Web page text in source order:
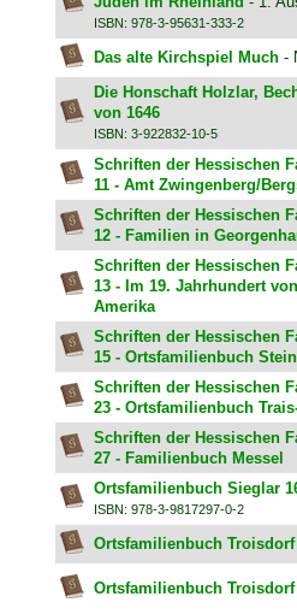
ISBN: 978-3-95631-333-2
Das alte Kirchspiel Much-
Die Honschaft Holzlar,
von 1646
ISBN: 3-922832-10-5
Schriften der Hessischen
11 - Amt Zwingenberg/
Schriften der Hessischen
12 - Familien in
Schriften der Hessischen
13 - Im 19. Jahrhundert
Amerika
Schriften der Hessischen
15 - Ortsfamilienbuch
Schriften der Hessischen
23 - Ortsfamilienbuch
Schriften der Hessischen
27 - Familienbuch Messel
Ortsfamilienbuch Sieglar
ISBN: 978-3-9817297-0-2
Ortsfamilienbuch Troisdorf
Ortsfamilienbuch Troisdorf